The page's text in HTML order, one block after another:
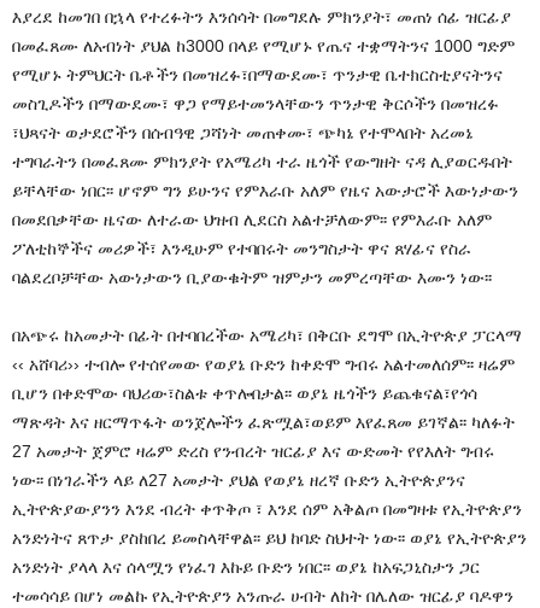
እያረደ ከመገበ በኋላ የተረፉትን እንሰሳት በመግደሉ ምክንያት፣ መጠነ ሰፊ ዝርፊያ
በመፈጸሙ ለአብነት ያህል ከ3000 በላይ የሚሆኑ የጤና ተቋማትንና 1000 ግድም
የሚሆኑ ትምህርት ቤቶችን በመዝረፉ፣በማውደሙ፣ ጥንታዊ ቤተክርስቲያናትንና
መስጊዶችን በማውደሙ፣ ዋጋ የማይተመንላቸውን ጥንታዊ ቅርሶችን በመዝረፉ
፣ህጻናት ወታደሮችን በሰብዓዊ ጋሻነት መጠቀሙ፣ ጭካኔ የተሞላበት አረመኔ
ተግባራትን በመፈጸሙ ምክንያት የአሜሪካ ተራ ዜጎች የውግዘት ናዳ ሊያወርዱበት
ይቸላቸው ነበር፡፡ ሆኖም ግን ይሁንና የምእራቡ አለም የዜና አውታሮች እውነታውን
በመደበቃቸው ዜናው ለተራው ህዝብ ሊደርስ አልተቻለውም፡፡ የምእራቡ አለም
ፖለቲከኞችና መሪዎች፣ እንዲሁም የተባበሩት መንግስታት ዋና ጸሃፊና የስራ
ባልደረቦቻቸው አውነታውን ቢያውቁትም ዝምታን መምረጣቸው እሙን ነው፡፡
በአጭሩ ከአመታት በፊት በተባበረችው አሜሪካ፣ በቅርቡ ደግሞ በኢትዮጵያ ፓርላማ
‹‹ አሸባሪ›› ተብሎ የተሰየመው የወያኔ ቡድን ከቀድሞ ግብሩ አልተመለሰም፡፡ ዛሬም
ቢሆን በቀድሞው ባህሪው፣ስልቱ ቀጥሎበታል፡፡ ወያኔ ዜጎችን ይጨቁናል፣የጎሳ
ማጽዳት እና ዘርማጥፋት ወንጀሎችን ፈጽሟል፣ወይም እየፈጸመ ይገኛል፡፡ ካለፉት
27 አመታት ጀምሮ ዛሬም ድረስ የንብረት ዝርፊያ እና ውድመት የየእለት ግብሩ
ነው፡፡ በነገራችን ላይ ለ27 አመታት ያህል የወያኔ ዘረኛ ቡድን ኢትዮጵያንና
ኢትዮጵያውያንን እንደ ብረት ቀጥቅጦ ፣ እንደ ሰም አቅልጦ በመግዛቱ የኢትዮጵያን
አንድነትና ጸጥታ ያስከበረ ይመስላቸዋል፡፡ ይህ ከባድ ስህተት ነው፡፡ ወያኔ የኢትዮጵያን
አንድነት ያላላ እና ሰላሟን የነፈገ እኩይ ቡድን ነበር፡፡ ወያኔ ከአፍጋኒስታን ጋር
ተመሳሳይ በሆነ መልኩ የኢትዮጵያን አንጡራ ሀብት ለከት በሌለው ዝርፊያ ባዶዋን